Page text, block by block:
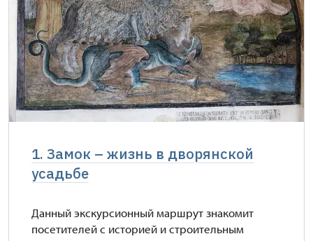
1. Замок – жизнь в дворянской
усадьбе
Данный экскурсионный маршрут знакомит
посетителей с историей и строительным